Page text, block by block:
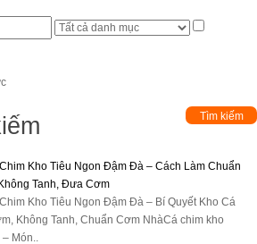
Kho Tiêu Ngon Đậm Đà – Cách Làm Chuẩn
Tanh, Đưa Cơm
Kho Tiêu Ngon Đậm Đà – Bí Quyết Kho Cá
Không Tanh, Chuẩn Cơm NhàCá chim kho
– Món..